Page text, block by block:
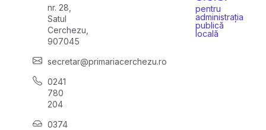
nr. 28,
Satul
Cerchezu,
907045
secretar@primariacerchezu.ro
0241
780
204
0374
pentru
administrația
publică
locală